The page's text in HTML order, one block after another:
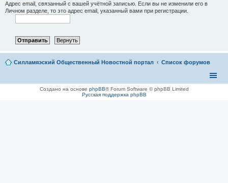
Адрес email, связанный с вашей учётной записью. Если вы не изменили его в
Личном разделе, то это адрес email, указанный вами при регистрации.
Силламяэский Общественный Новостной портал Список форумов
Создано на основе phpBB® Forum Software © phpBB Limited
Русская поддержка phpBB